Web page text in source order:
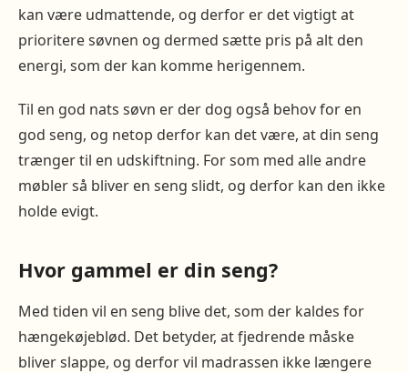
kan være udmattende, og derfor er det vigtigt at
prioritere søvnen og dermed sætte pris på alt den
energi, som der kan komme herigennem.
Til en god nats søvn er der dog også behov for en
god seng, og netop derfor kan det være, at din seng
trænger til en udskiftning. For som med alle andre
møbler så bliver en seng slidt, og derfor kan den ikke
holde evigt.
Hvor gammel er din seng?
Med tiden vil en seng blive det, som der kaldes for
hængekøjeblød. Det betyder, at fjedrende måske
bliver slappe, og derfor vil madrassen ikke længere